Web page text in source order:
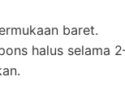
baret.
halus selama